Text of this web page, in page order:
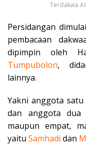
Terdakwa
Persidangan
pembacaan
dipimpin oleh
Tumpubolon,
lainnya.
Yakni anggota satu
dan anggota dua
maupun empat,
yaitu Samhadi dan